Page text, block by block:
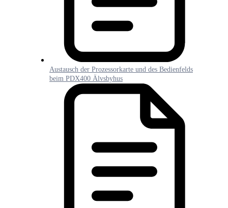
Austausch der Prozessorkarte und des Bedienfelds
beim PDX400 Älvsbyhus